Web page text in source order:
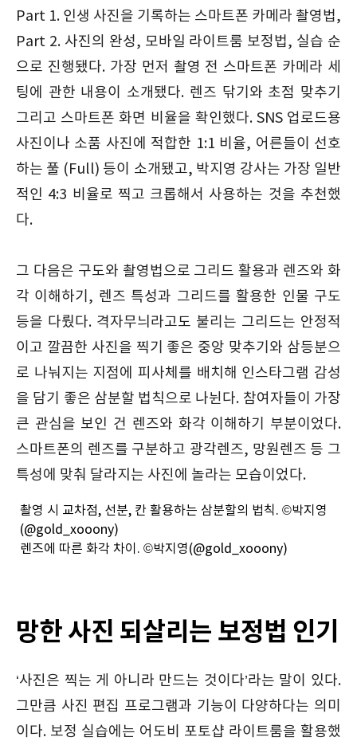
Part 1. 인생 사진을 기록하는 스마트폰 카메라 촬영법,
Part 2. 사진의 완성, 모바일 라이트룸 보정법, 실습 순
으로 진행됐다. 가장 먼저 촬영 전 스마트폰 카메라 세
팅에 관한 내용이 소개됐다. 렌즈 닦기와 초점 맞추기
그리고 스마트폰 화면 비율을 확인했다. SNS 업로드용
사진이나 소품 사진에 적합한 1:1 비율, 어른들이 선호
하는 풀 (Full) 등이 소개됐고, 박지영 강사는 가장 일반
적인 4:3 비율로 찍고 크롭해서 사용하는 것을 추천했
다.
그 다음은 구도와 촬영법으로 그리드 활용과 렌즈와 화
각 이해하기, 렌즈 특성과 그리드를 활용한 인물 구도
등을 다뤘다. 격자무늬라고도 불리는 그리드는 안정적
이고 깔끔한 사진을 찍기 좋은 중앙 맞추기와 삼등분으
로 나눠지는 지점에 피사체를 배치해 인스타그램 감성
을 담기 좋은 삼분할 법칙으로 나뉜다. 참여자들이 가장
큰 관심을 보인 건 렌즈와 화각 이해하기 부분이었다.
스마트폰의 렌즈를 구분하고 광각렌즈, 망원렌즈 등 그
특성에 맞춰 달라지는 사진에 놀라는 모습이었다.
촬영 시 교차점, 선분, 칸 활용하는 삼분할의 법칙. ©박지영
(@gold_xooony)
렌즈에 따른 화각 차이. ©박지영(@gold_xooony)
망한 사진 되살리는 보정법 인기
‘사진은 찍는 게 아니라 만드는 것이다’라는 말이 있다.
그만큼 사진 편집 프로그램과 기능이 다양하다는 의미
이다. 보정 실습에는 어도비 포토샵 라이트룸을 활용했